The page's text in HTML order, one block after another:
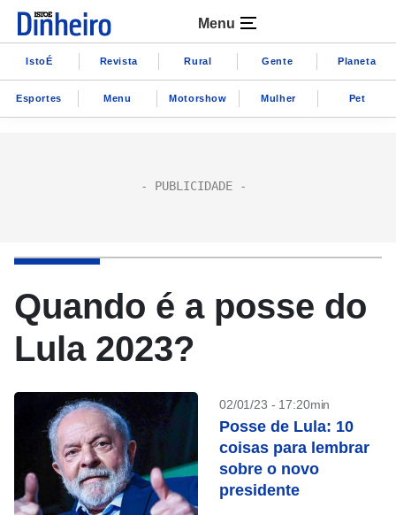
Menu
IstoÉ Revista Rural Gente Planeta
Esportes Menu Motorshow Mulher Pet
Quando é a posse do
Lula 2023?
02/01/23 - 17:20min
Posse de Lula: 10
coisas para lembrar
sobre o novo
presidente